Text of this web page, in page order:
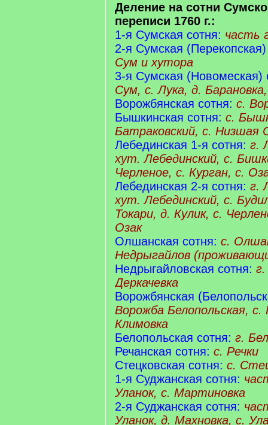
Деление на сотни
переписи 1760 г.:
1-я Сумская сотня: часть
2-я Сумская
Сум и хутора
3-я Сумская (Новомеская)
Сум, с. Лука, д.
Ворожбянская сотня: с.
Бышкинская сотня: с.
Батраковский, с. Низшая
Лебединская 1-я сотня: г.
хут. Лебединский, с.
Черленое, с. Курган, с.
Лебединская 2-я сотня: г.
хут. Лебединский, с.
Токари, д. Кулик, с.
Озак
Олшанская сотня: с.
Недрыгайлов
Недрыгайловская сотня:
Деркачевка
Ворожбянская
Ворожба Белопольская, с.
Климовка
Белопольская сотня: г.
Речанская сотня: с. Речки
Стецковская сотня: с.
1-я Суджанская сотня:
Уланок, с. Мартиновка
2-я Суджанская сотня:
Уланок, д. Махновка, с.